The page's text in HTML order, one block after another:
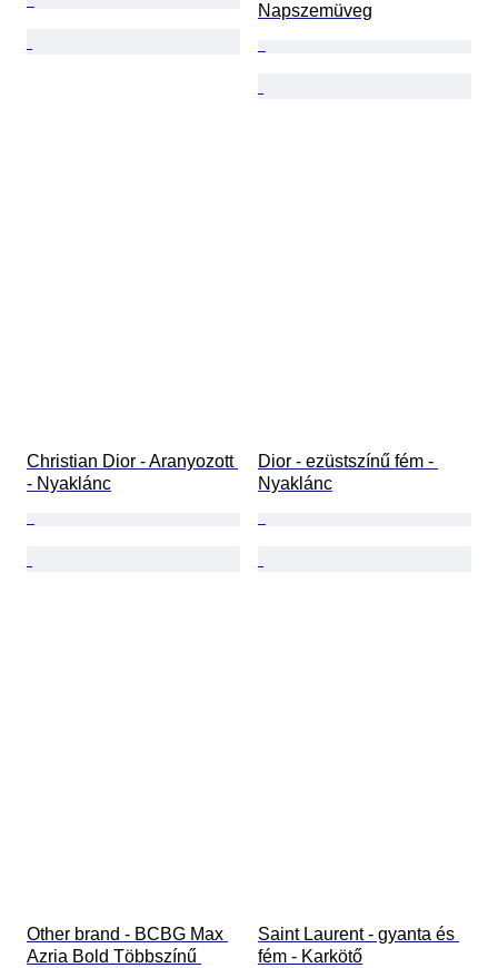
Napszemüveg
Christian Dior - Aranyozott
- Nyaklánc
Dior - ezüstszínű fém -
Nyaklánc
Other brand - BCBG Max
Azria Bold Többszínű
Saint Laurent - gyanta és
fém - Karkötő